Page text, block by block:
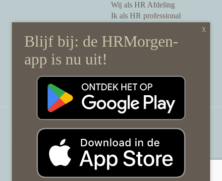
Wij als HR Afdeling
Ik als HR professional
Onze auteurs
Onze partners
Sponsoring
Over HRMorgen
Disclaimer & gedragscode
HRMorgen.nl